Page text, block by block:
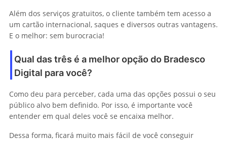
Além dos serviços gratuitos, o cliente também tem acesso a
um cartão internacional, saques e diversos outras vantagens.
E o melhor: sem burocracia!
Qual das três é a melhor opção do Bradesco
Digital para você?
Como deu para perceber, cada uma das opções possui o seu
público alvo bem definido. Por isso, é importante você
entender em qual deles você se encaixa melhor.
Dessa forma, ficará muito mais fácil de você conseguir